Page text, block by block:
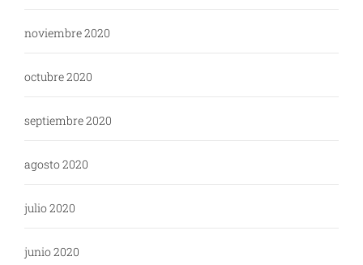
noviembre 2020
octubre 2020
septiembre 2020
agosto 2020
julio 2020
junio 2020